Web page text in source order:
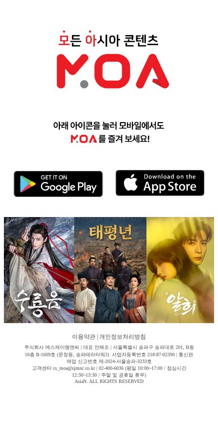
이용약관 개인정보처리방침
주식회사 에스제이엠엔씨 | 대표 안해조 | 서울특별시 송파구 송파대로 201, B동
16층 B-1609호 (문정동, 송파테라타워2) 사업자등록번호 218-87-02390 | 통신판
매업 신고번호 제-2024-서울송파-3233호
고객센터 cs_moa@sjmnc.co.kr | 02-400-6036 (평일 10:00~17:00 / 점심시간
12:30~13:30 / 주말 및 공휴일 휴무)
AsiaN. ALL RIGHTS RESERVED